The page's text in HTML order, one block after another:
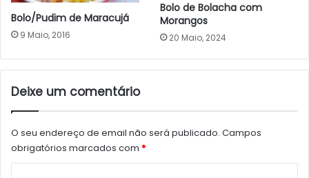
Bolo/Pudim de Maracujá
9 Maio, 2016
Bolo de Bolacha com
Morangos
20 Maio, 2024
Deixe um comentário
O seu endereço de email não será publicado. Campos
obrigatórios marcados com *